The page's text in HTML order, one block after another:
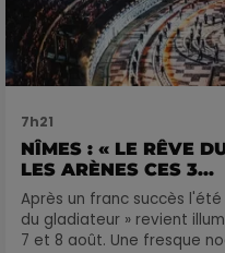
7h21
NÎMES : « LE RÊVE
LES ARÈNES CES 3...
Après un franc succès
du gladiateur » revient
7 et 8 août. Une fresque